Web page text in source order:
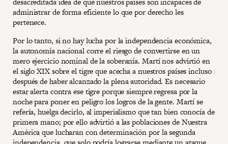
administrar de forma eficiente lo que por derecho les
pertenece.
Por lo tanto, si no hay lucha por la independencia económica,
la autonomía nacional corre el riesgo de convertirse en un
mero ejercicio nominal de la soberanía. Martí nos advirtió en
el siglo XIX sobre el tigre que acecha a nuestros países incluso
después de haber alcanzado la plena autoridad. Es necesario
estar alerta contra ese tigre porque siempre regresa por la
noche para poner en peligro los logros de la gente. Martí se
refería, huelga decirlo, al imperialismo que tan bien conocía de
primera mano; por ello advirtió a las poblaciones de Nuestra
América que lucharan con determinación por la segunda